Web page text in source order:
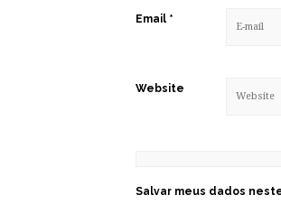
Email *
Website
Salvar meus dados